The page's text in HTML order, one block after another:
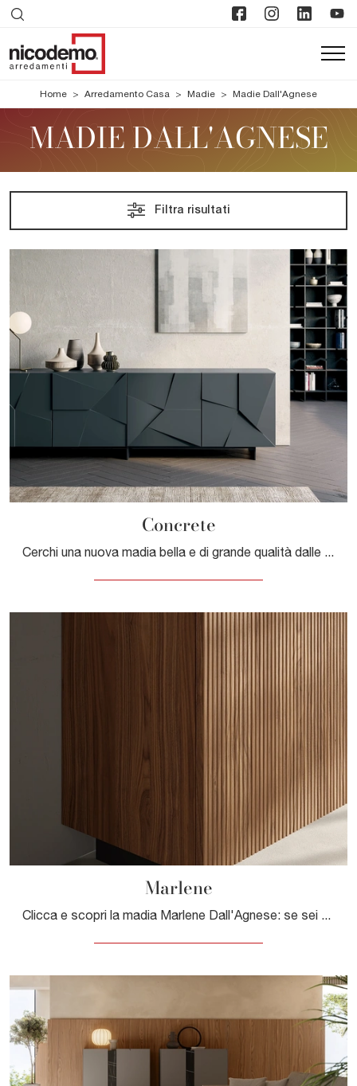
Home > Arredamento Casa > Madie > Madie Dall'Agnese
MADIE DALL'AGNESE
Filtra risultati
Concrete
Marlene